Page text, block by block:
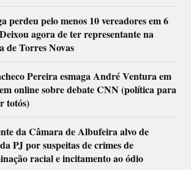
perdeu pelo menos 10 vereadores em 6
agora de ter representante na
de Torres Novas
Pereira esmaga André Ventura em
online sobre debate CNN (política para
totós)
da Câmara de Albufeira alvo de
PJ por suspeitas de crimes de
racial e incitamento ao ódio